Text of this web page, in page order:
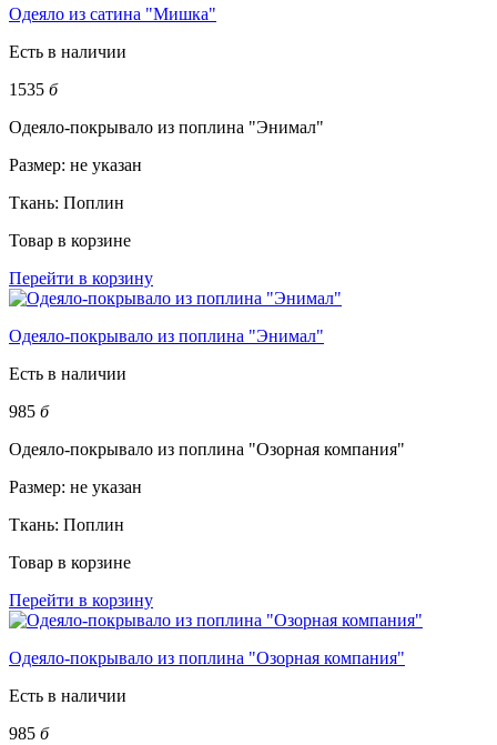
Одеяло из сатина "Мишка"
Есть в наличии
1535 б
Одеяло-покрывало из поплина "Энимал"
Размер: не указан
Ткань: Поплин
Товар в корзине
Перейти в корзину
Одеяло-покрывало из поплина "Энимал"
Есть в наличии
985 б
Одеяло-покрывало из поплина "Озорная компания"
Размер: не указан
Ткань: Поплин
Товар в корзине
Перейти в корзину
Одеяло-покрывало из поплина "Озорная компания"
Есть в наличии
985 б